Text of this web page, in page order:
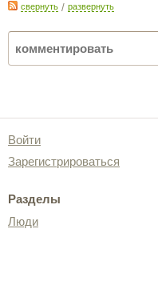
свернуть / развернуть
Войти
Зарегистрироваться
Разделы
Люди